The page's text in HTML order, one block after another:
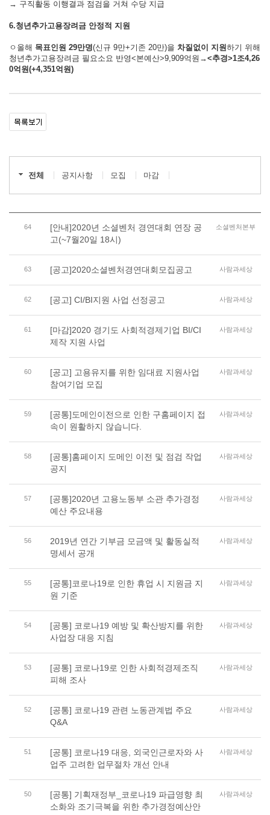
→ 구직활동 이행결과 점검을 거쳐 수당 지급
6.청년추가고용장려금 안정적 지원
ㅇ올해 목표인원 29만명(신규 9만+기존 20만)을 차질없이 지원하기 위해
청년추가고용장려금 필요소요 반영<본예산>9,909억원→<추경>1조4,26
0억원(+4,351억원)
전체 공지사항 모집 마감
64
[안내]2020년 소셜벤처 경연대회 연장 공
고(~7월20일 18시)
소셜벤처본부
63 [공고]2020소셜벤처경연대회모집공고 사람과세상
62 [공고] CI/BI지원 사업 선정공고 사람과세상
61
[마감]2020 경기도 사회적경제기업 BI/CI
제작 지원 사업
사람과세상
60
[공고] 고용유지를 위한 임대료 지원사업
참여기업 모집
사람과세상
59
[공통]도메인이전으로 인한 구홈페이지 접
속이 원활하지 않습니다.
사람과세상
58
[공통]홈페이지 도메인 이전 및 점검 작업
공지
사람과세상
57
[공통]2020년 고용노동부 소관 추가경정
예산 주요내용
사람과세상
56
2019년 연간 기부금 모금액 및 활동실적
명세서 공개
사람과세상
55
[공통]코로나19로 인한 휴업 시 지원금 지
원 기준
사람과세상
54
[공통] 코로나19 예방 및 확산방지를 위한
사업장 대응 지침
사람과세상
53
[공통] 코로나19로 인한 사회적경제조직
피해 조사
사람과세상
52
[공통] 코로나19 관련 노동관계법 주요
Q&A
사람과세상
51
[공통] 코로나19 대응, 외국인근로자와 사
업주 고려한 업무절차 개선 안내
사람과세상
50
[공통] 기획재정부_코로나19 파급영향 최
소화와 조기극복을 위한 추가경정예산안
사람과세상